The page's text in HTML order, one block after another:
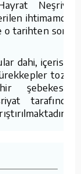
Neşriyat
ihtimamdan
o tarihten sonra
dahi, içerisine
tozlar
şebekesine
tarafından